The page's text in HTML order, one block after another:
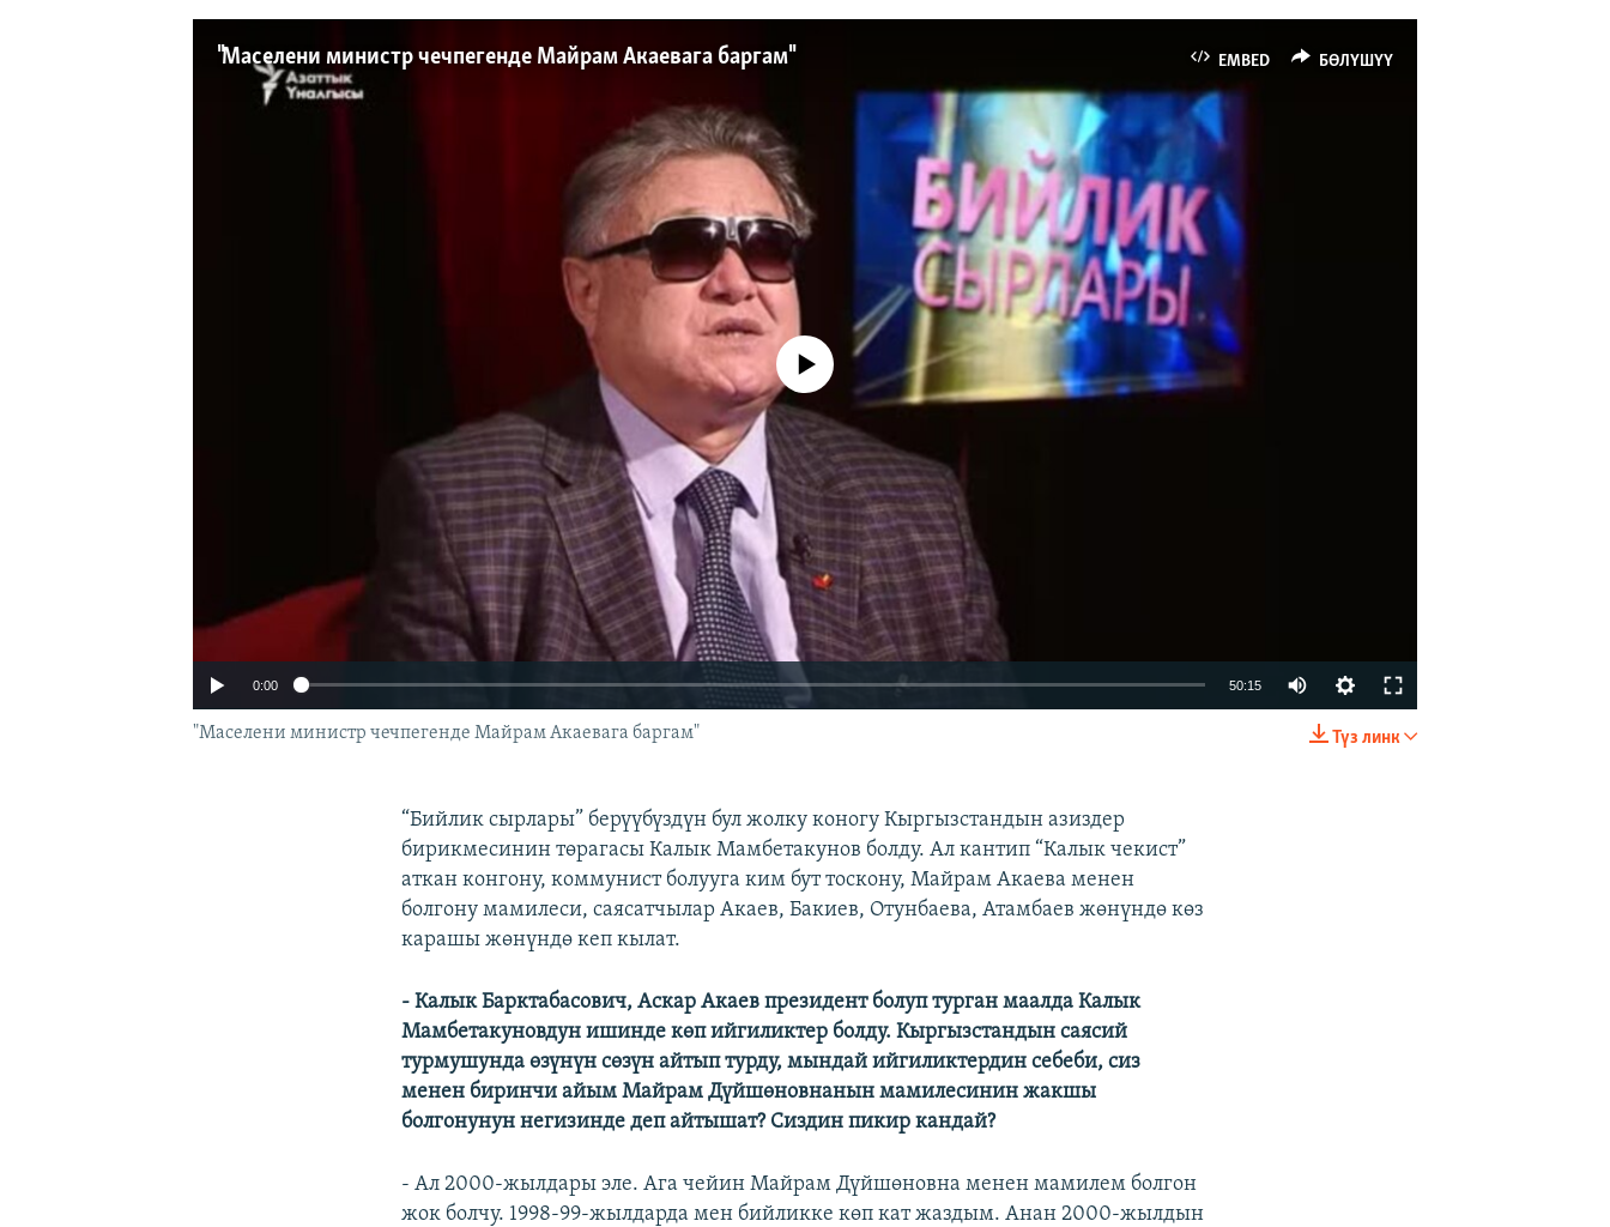
EMBED БӨЛҮШҮҮ
"Маселени министр чечпегенде Майрам Акаевага баргам"
БӨЛҮШҮҮ
Auto 360p
No media source currently available
0:00 50:15
240p
Түз линк
"Маселени министр чечпегенде Майрам Акаевага баргам"
“Бийлик сырлары” берүүбүздүн бул жолку коногу Кыргызстандын азиздер
бирикмесинин төрагасы Калык Мамбетакунов болду. Ал кантип “Калык чекист”
аткан конгону, коммунист болууга ким бут тоскону, Майрам Акаева менен
болгону мамилеси, саясатчылар Акаев, Бакиев, Отунбаева, Атамбаев жөнүндө көз
карашы жөнүндө кеп кылат.
- Калык Барктабасович, Аскар Акаев президент болуп турган маалда Калык
Мамбетакуновдун ишинде көп ийгиликтер болду. Кыргызстандын саясий
турмушунда өзүнүн сөзүн айтып турду, мындай ийгиликтердин себеби, сиз
менен биринчи айым Майрам Дүйшөновнанын мамилесинин жакшы
болгонунун негизинде деп айтышат?Сиздин пикир кандай?
- Ал 2000-жылдары эле. Ага чейин Майрам Дүйшөновна менен мамилем болгон
жок болчу. 1998-99-жылдарда мен бийликке көп кат жаздым. Анан 2000-жылдын